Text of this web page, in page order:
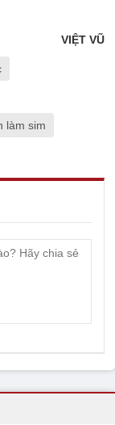
VIỆT VŨ
làm sim